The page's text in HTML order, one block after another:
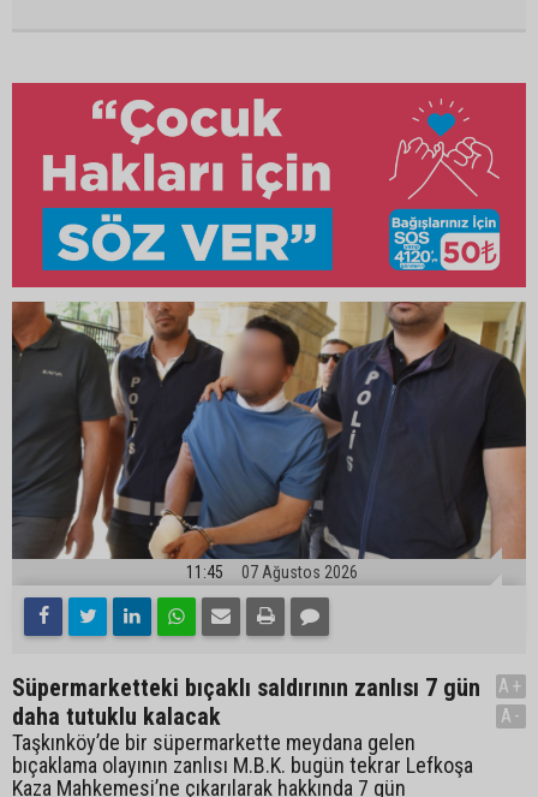
11:45 07 Ağustos 2026
Süpermarketteki bıçaklı saldırının zanlısı 7 gün
daha tutuklu kalacak
Taşkınköy’de bir süpermarkette meydana gelen
bıçaklama olayının zanlısı M.B.K. bugün tekrar Lefkoşa
Kaza Mahkemesi’ne çıkarılarak hakkında 7 gün
A+
A-